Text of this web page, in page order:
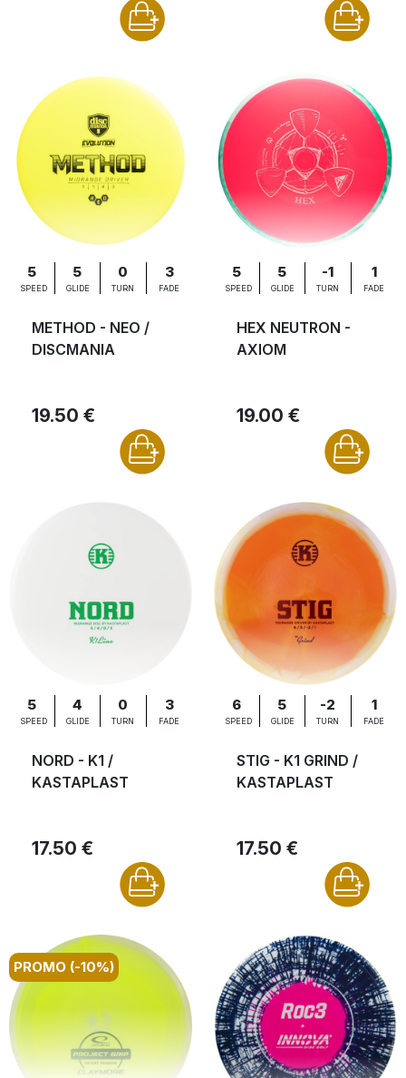
5
SPEED
5
GLIDE
0
TURN
3
FADE
METHOD - NEO /
DISCMANIA
19.50 €
5
SPEED
5
GLIDE
-1
TURN
1
FADE
HEX NEUTRON -
AXIOM
19.00 €
5
SPEED
4
GLIDE
0
TURN
3
FADE
NORD - K1 /
KASTAPLAST
17.50 €
6
SPEED
5
GLIDE
-2
TURN
1
FADE
STIG - K1 GRIND /
KASTAPLAST
17.50 €
PROMO (-10%)